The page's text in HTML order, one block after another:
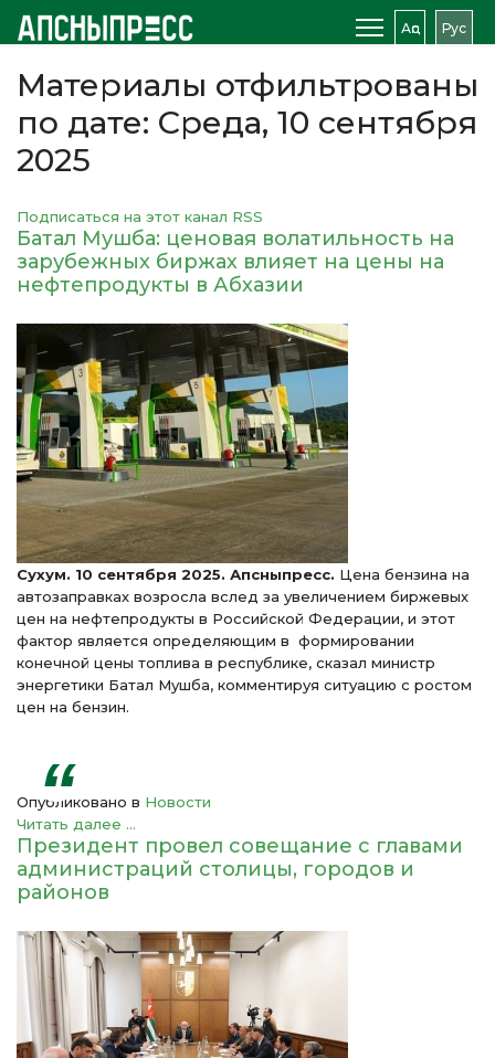
Аԥс Рус
Материалы отфильтрованы
по дате: Среда, 10 сентября
2025
Подписаться на этот канал RSS
Батал Мушба: ценовая волатильность на
зарубежных биржах влияет на цены на
нефтепродукты в Абхазии
Сухум. 10 сентября 2025. Апсныпресс. Цена бензина на
автозаправках возросла вслед за увеличением биржевых
цен на нефтепродукты в Российской Федерации, и этот
фактор является определяющим в формировании
конечной цены топлива в республике, сказал министр
энергетики Батал Мушба, комментируя ситуацию с ростом
цен на бензин.
Опубликовано в Новости
Читать далее ...
Президент провел совещание с главами
администраций столицы, городов и
районов